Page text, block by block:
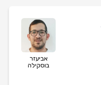
אביעזר
בוסקילה